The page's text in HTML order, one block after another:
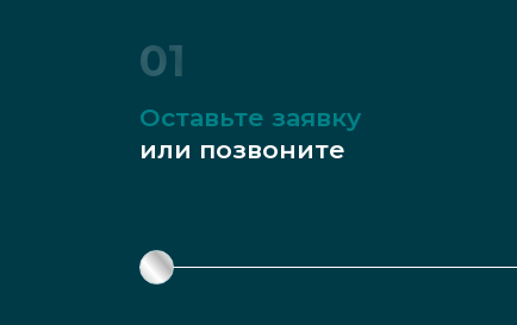
01
Оставьте заявку
или позвоните